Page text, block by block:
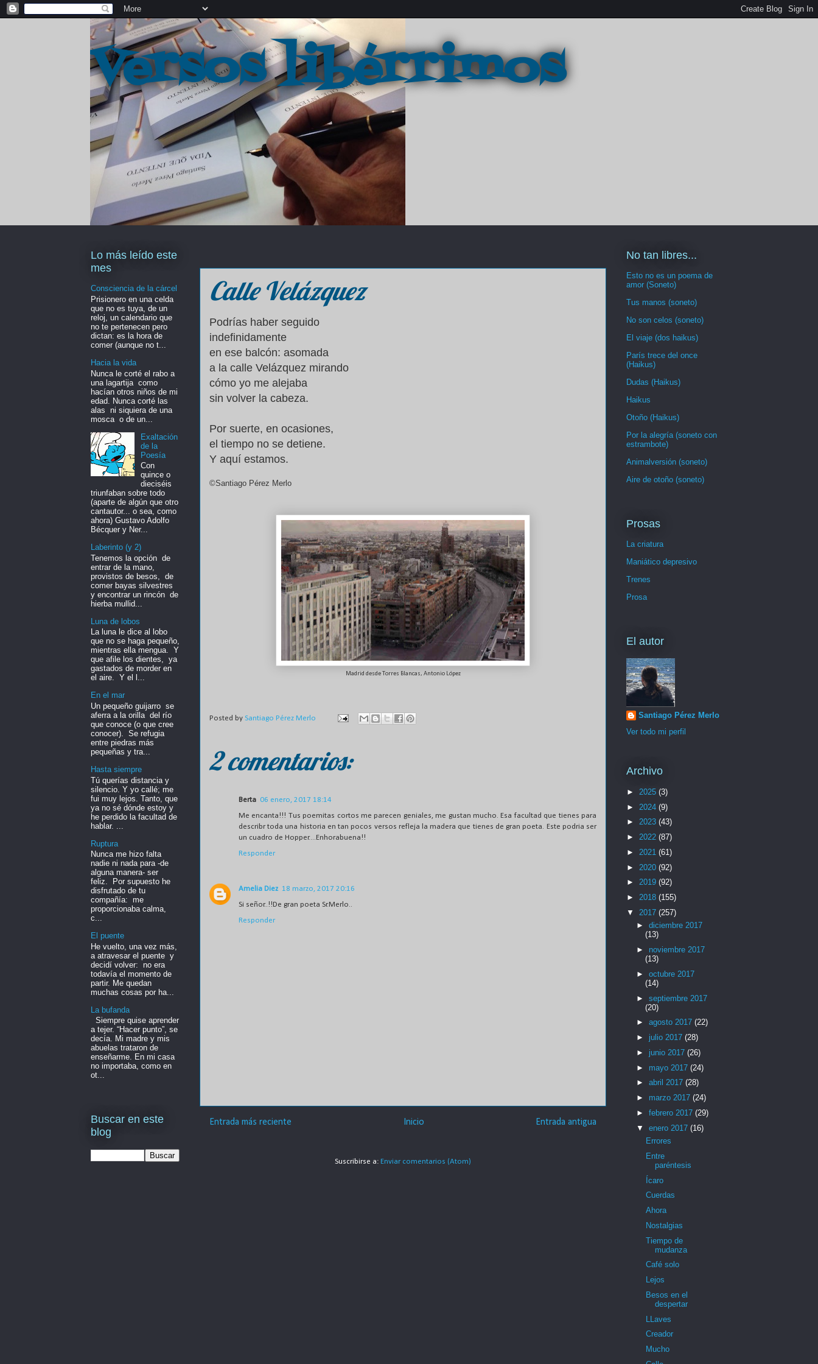
Versos libérrimos
Calle Velázquez
Podrías haber seguido
indefinidamente
en ese balcón: asomada
a la calle Velázquez mirando
cómo yo me alejaba
sin volver la cabeza.
Por suerte, en ocasiones,
el tiempo no se detiene.
Y aquí estamos.
©Santiago Pérez Merlo
Madrid desde Torres Blancas, Antonio López
Posted by Santiago Pérez Merlo
2 comentarios:
Berta 06 enero, 2017 18:14
Me encanta!!! Tus poemitas cortos me parecen geniales, me gustan mucho. Esa facultad que tienes para
describr toda una historia en tan pocos versos refleja la madera que tienes de gran poeta. Este podria ser
un cuadro de Hopper....Enhorabuena!!
Responder
Amelia Diez 18 marzo, 2017 20:16
Si señor..!!De gran poeta Sr.Merlo..
Responder
Entrada más reciente Entrada antigua
Inicio
Suscribirse a: Enviar comentarios (Atom)
Lo más leído este
mes
Consciencia de la cárcel
Prisionero en una celda
que no es tuya, de un
reloj, un calendario que
no te pertenecen pero
dictan: es la hora de
comer (aunque no t...
Hacia la vida
Nunca le corté el rabo a
una lagartija como
hacían otros niños de mi
edad. Nunca corté las
alas ni siquiera de una
mosca o de un...
Exaltación
de la
Poesía
Con
quince o
dieciséis
triunfaban sobre todo
(aparte de algún que otro
cantautor... o sea, como
ahora) Gustavo Adolfo
Bécquer y Ner...
Laberinto (y 2)
Tenemos la opción de
entrar de la mano,
provistos de besos, de
comer bayas silvestres
y encontrar un rincón de
hierba mullid...
Luna de lobos
La luna le dice al lobo
que no se haga pequeño,
mientras ella mengua. Y
que afile los dientes, ya
gastados de morder en
el aire. Y el l...
En el mar
Un pequeño guijarro se
aferra a la orilla del río
que conoce (o que cree
conocer). Se refugia
entre piedras más
pequeñas y tra...
Hasta siempre
Tú querías distancia y
silencio. Y yo callé; me
fui muy lejos. Tanto, que
ya no sé dónde estoy y
he perdido la facultad de
hablar. ...
Ruptura
Nunca me hizo falta
nadie ni nada para -de
alguna manera- ser
feliz. Por supuesto he
disfrutado de tu
compañía: me
proporcionaba calma,
c...
El puente
He vuelto, una vez más,
a atravesar el puente y
decidí volver: no era
todavía el momento de
partir. Me quedan
muchas cosas por ha...
La bufanda
Siempre quise aprender
a tejer. “Hacer punto”, se
decía. Mi madre y mis
abuelas trataron de
enseñarme. En mi casa
no importaba, como en
ot...
Buscar en este
blog
No tan libres...
Esto no es un poema de
amor (Soneto)
Tus manos (soneto)
No son celos (soneto)
El viaje (dos haikus)
París trece del once
(Haikus)
Dudas (Haikus)
Haikus
Otoño (Haikus)
Por la alegría (soneto con
estrambote)
Animalversión (soneto)
Aire de otoño (soneto)
Prosas
La criatura
Maniático depresivo
Trenes
Prosa
El autor
Santiago Pérez Merlo
Ver todo mi perfil
Archivo
► 2025 (3)
► 2024 (9)
► 2023 (43)
► 2022 (87)
► 2021 (61)
► 2020 (92)
► 2019 (92)
► 2018 (155)
▼ 2017 (257)
► diciembre 2017
(13)
► noviembre 2017
(13)
► octubre 2017
(14)
► septiembre 2017
(20)
► agosto 2017 (22)
► julio 2017 (28)
► junio 2017 (26)
► mayo 2017 (24)
► abril 2017 (28)
► marzo 2017 (24)
► febrero 2017 (29)
▼ enero 2017 (16)
Errores
Entre
paréntesis
Ícaro
Cuerdas
Ahora
Nostalgias
Tiempo de
mudanza
Café solo
Lejos
Besos en el
despertar
LLaves
Creador
Mucho